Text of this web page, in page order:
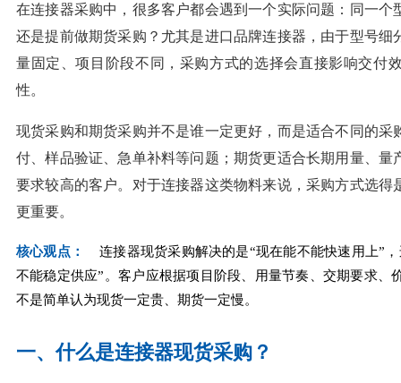
在连接器采购中，很多客户都会遇到一个实际问题：同一个
还是提前做期货采购？尤其是进口品牌连接器，由于型号细
量固定、项目阶段不同，采购方式的选择会直接影响交付
性。
现货采购和期货采购并不是谁一定更好，而是适合不同的采
付、样品验证、急单补料等问题；期货更适合长期用量、量
要求较高的客户。对于连接器这类物料来说，采购方式选得
更重要。
核心观点：
连接器现货采购解决的是“现在能不能快速用上”
不能稳定供应”。客户应根据项目阶段、用量节奏、交期要求、
不是简单认为现货一定贵、期货一定慢。
一、什么是连接器现货采购？